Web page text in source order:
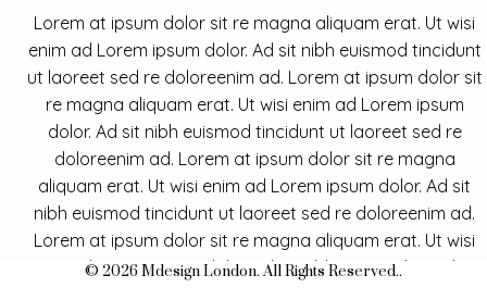
Lorem at ipsum dolor sit re magna aliquam erat. Ut wisi
enim ad Lorem ipsum dolor. Ad sit nibh euismod tincidunt
ut laoreet sed re doloreenim ad. Lorem at ipsum dolor sit
re magna aliquam erat. Ut wisi enim ad Lorem ipsum
dolor. Ad sit nibh euismod tincidunt ut laoreet sed re
doloreenim ad. Lorem at ipsum dolor sit re magna
aliquam erat. Ut wisi enim ad Lorem ipsum dolor. Ad sit
nibh euismod tincidunt ut laoreet sed re doloreenim ad.
Lorem at ipsum dolor sit re magna aliquam erat. Ut wisi
enim ad Lorem ipsum dolor. Ad sit nibh euismod tincidunt
© 2026 Mdesign London. All Rights Reserved..